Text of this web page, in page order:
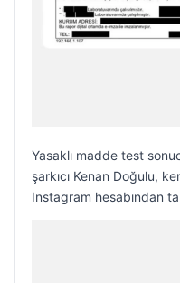
Yasaklı madde test
şarkıcı Kenan Doğulu,
Instagram hesabından